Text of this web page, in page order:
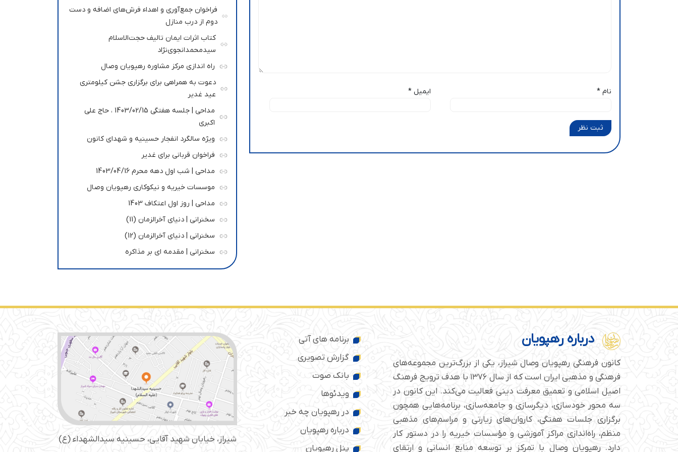
نام * ایمیل *
ثبت نظر
فراخوان جمع‌آوری و اهداء فرش‌های اضافه و دست
دوم از درب منازل
کتاب اثرات ایمان تالیف حجت‌الاسلام
سیدمحمدانجوی‌نژاد
راه اندازی مرکز مشاوره رهپویان وصال
دعوت به همراهی برای برگزاری جشن کیلومتری
عید غدیر
مداحی | جلسه هفتگی 1403/02/15 ، حاج علی
اکبری
ویژه سالگرد انفجار حسینیه و شهدای کانون
فراخوان قربانی برای غدیر
مداحی | شب اول دهه محرم 1403/04/16
موسسات خیریه و نیکوکاری رهپویان وصال
مداحی | روز اول اعتکاف 1403
سخنرانی | دنیای آخرالزمان (11)
سخنرانی | دنیای آخرالزمان (12)
سخنرانی | مقدمه ای بر مذاکره
درباره رهپویان
کانون فرهنگی رهپویان وصال شیراز، یکی از بزرگ‌ترین مجموعه‌های
فرهنگی و مذهبی ایران است که از سال ۱۳۷۶ با هدف ترویج فرهنگ
اصیل اسلامی و تعمیق معرفت دینی فعالیت می‌کند. این کانون در
سه محور خودسازی، دیگرسازی و جامعه‌سازی، برنامه‌هایی همچون
برگزاری جلسات هفتگی، کاروان‌های زیارتی و مراسم‌های مذهبی
منظم، راه‌اندازی مراکز آموزشی و مؤسسات خیریه را در دستور کار
دارد. رهپویان وصال با تمرکز بر توسعه منابع انسانی و ارتقای
برنامه های آتی
گزارش تصویری
بانک صوت
ویدئوها
در رهپویان چه خبر
درباره رهپویان
پنل رهپویان
شیراز، خیابان شهید آقایی، حسینیه سید‌الشهداء (ع)